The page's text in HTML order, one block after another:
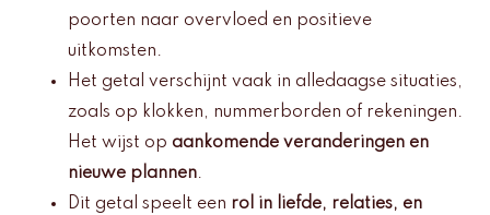
poorten naar overvloed en positieve
uitkomsten.
Het getal verschijnt vaak in alledaagse situaties,
zoals op klokken, nummerborden of rekeningen.
Het wijst op aankomende veranderingen en
nieuwe plannen.
Dit getal speelt een rol in liefde, relaties, en